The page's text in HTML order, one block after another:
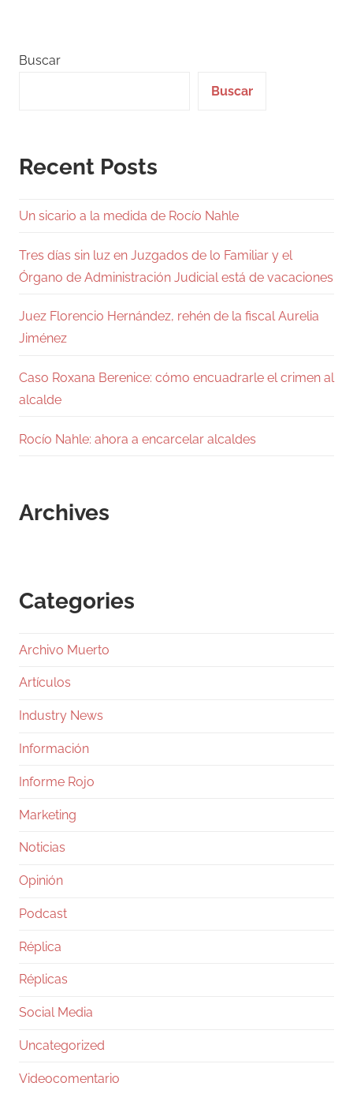
Buscar
Buscar
Recent Posts
Un sicario a la medida de Rocío Nahle
Tres días sin luz en Juzgados de lo Familiar y el
Órgano de Administración Judicial está de vacaciones
Juez Florencio Hernández, rehén de la fiscal Aurelia
Jiménez
Caso Roxana Berenice: cómo encuadrarle el crimen al
alcalde
Rocío Nahle: ahora a encarcelar alcaldes
Archives
Categories
Archivo Muerto
Artículos
Industry News
Información
Informe Rojo
Marketing
Noticias
Opinión
Podcast
Réplica
Réplicas
Social Media
Uncategorized
Videocomentario